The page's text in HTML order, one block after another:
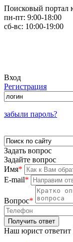
Поисковый портал
пн-пт: 9:00-18:00
сб-вс: 10:00-19:00
Вход
Регистрация
забыли пароль?
Задать вопрос
Задайте вопрос
Имя*
E-mail*
Вопрос*
Наш юрист ответит